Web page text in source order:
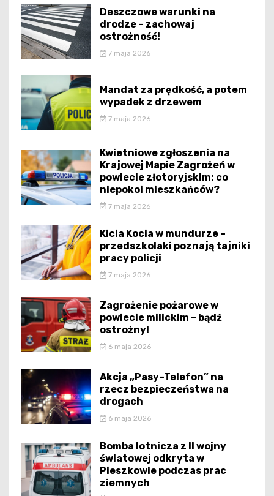
Deszczowe warunki na
drodze – zachowaj
ostrożność!
7 maja 2026
Mandat za prędkość, a potem
wypadek z drzewem
7 maja 2026
Kwietniowe zgłoszenia na
Krajowej Mapie Zagrożeń w
powiecie złotoryjskim: co
niepokoi mieszkańców?
7 maja 2026
Kicia Kocia w mundurze –
przedszkolaki poznają tajniki
pracy policji
7 maja 2026
Zagrożenie pożarowe w
powiecie milickim – bądź
ostrożny!
6 maja 2026
Akcja „Pasy–Telefon” na
rzecz bezpieczeństwa na
drogach
6 maja 2026
Bomba lotnicza z II wojny
światowej odkryta w
Pieszkowie podczas prac
ziemnych